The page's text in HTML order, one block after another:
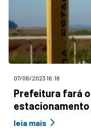
07/06/2023 16:18
Prefeitura fará
leia mais